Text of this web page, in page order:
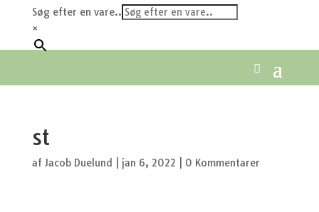
Søg efter en vare..
×
st
af Jacob Duelund jan 6, 2022 0 Kommentarer